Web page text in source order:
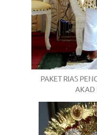
PAKET RIAS
AKAD